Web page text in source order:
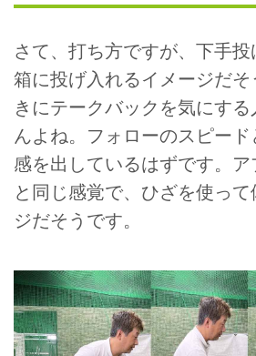
さて、打ち方ですが、下手投
箱に投げ入れるイメージだそ
きにテークバックを気にす
んよね。フォローのスピー
感を出しているはずです。
と同じ感覚で、ひざを使っ
ジだそうです。